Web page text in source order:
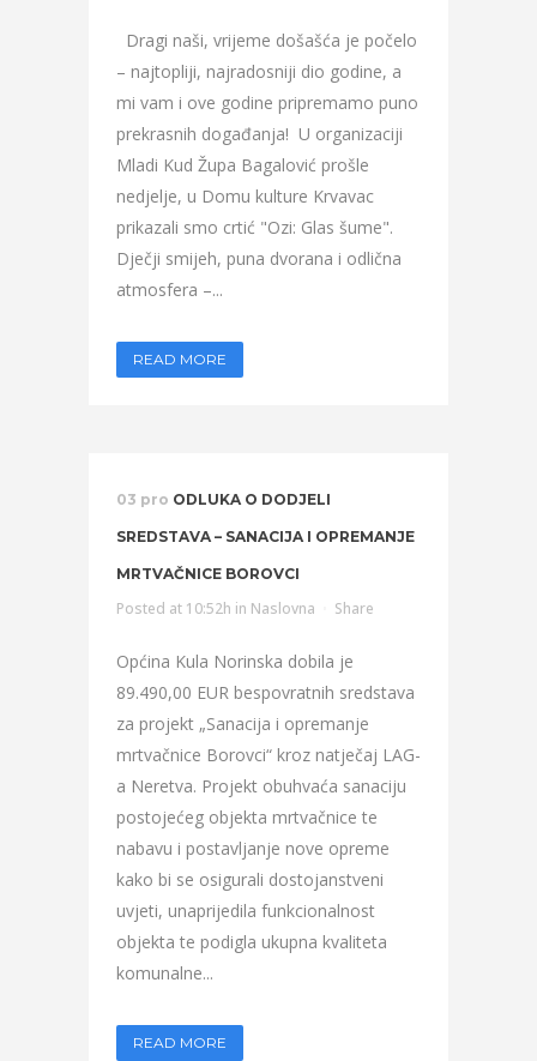
Dragi naši, vrijeme došašća je počelo
– najtopliji, najradosniji dio godine, a
mi vam i ove godine pripremamo puno
prekrasnih događanja! U organizaciji
Mladi Kud Župa Bagalović prošle
nedjelje, u Domu kulture Krvavac
prikazali smo crtić "Ozi: Glas šume".
Dječji smijeh, puna dvorana i odlična
atmosfera –...
READ MORE
03 pro ODLUKA O DODJELI
SREDSTAVA – SANACIJA I OPREMANJE
MRTVAČNICE BOROVCI
Posted at 10:52h in Naslovna Share
Općina Kula Norinska dobila je
89.490,00 EUR bespovratnih sredstava
za projekt „Sanacija i opremanje
mrtvačnice Borovci“ kroz natječaj LAG-
a Neretva. Projekt obuhvaća sanaciju
postojećeg objekta mrtvačnice te
nabavu i postavljanje nove opreme
kako bi se osigurali dostojanstveni
uvjeti, unaprijedila funkcionalnost
objekta te podigla ukupna kvaliteta
komunalne...
READ MORE